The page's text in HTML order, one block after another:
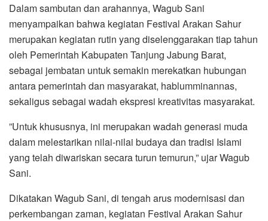
‎Dalam sambutan dan arahannya, Wagub Sani
menyampaikan bahwa kegiatan Festival Arakan Sahur
merupakan kegiatan ‎rutin yang diselenggarakan tiap tahun
oleh Pemerintah ‎Kabupaten Tanjung Jabung Barat,
sebagai jembatan untuk semakin merekatkan hubungan
antara pemerintah ‎dan masyarakat, hablumminannas,
sekaligus sebagai wadah ekspresi kreativitas masyarakat.
‎”Untuk khususnya, ini merupakan wadah generasi muda
dalam melestarikan nilai-nilai budaya dan tradisi Islami
yang telah diwariskan secara turun temurun,” ujar Wagub
Sani.
‎Dikatakan Wagub Sani, di tengah arus modernisasi dan
perkembangan zaman, kegiatan Festival Arakan Sahur